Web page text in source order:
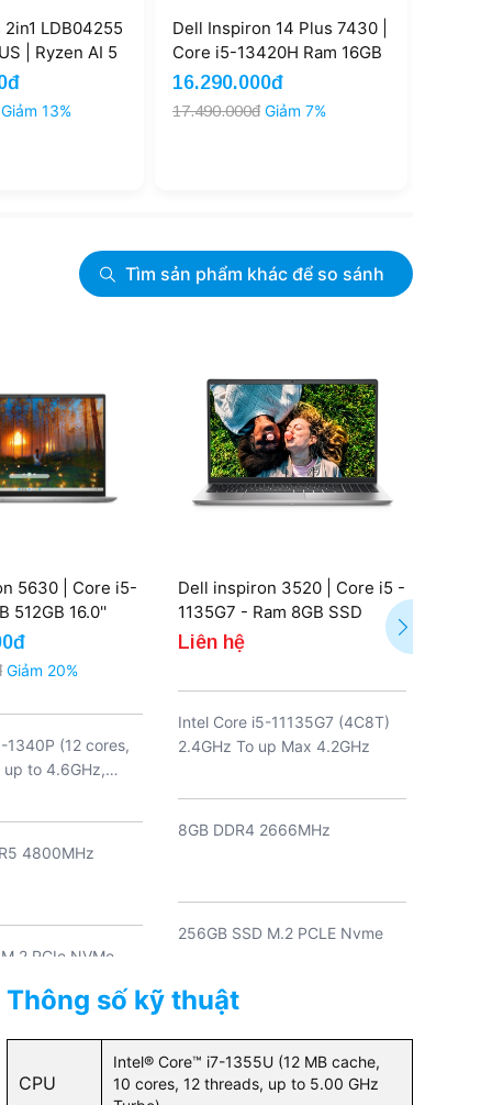
LDB04255
| Ryzen AI 5
AMD
Graphics 14''
(New)
Giảm 13%
Dell Inspiron 14 Plus 7430 |
Core i5-13420H Ram 16GB
SSD 1TB 14'' 2.5K 90Hz
(New)
16.290.000đ
17.490.000đ Giảm 7%
Tìm sản phẩm khác để so sánh
5630 | Core i5-
512GB 16.0''
Giảm 20%
1340P (12 cores,
up to 4.6GHz,
4800MHz
PCIe NVMe
Dell inspiron 3520 | Core i5 -
1135G7 - Ram 8GB SSD
256GB (New )
Liên hệ
Intel Core i5-11135G7 (4C8T)
2.4GHz To up Max 4.2GHz
8GB DDR4 2666MHz
256GB SSD M.2 PCLE Nvme
Intel Iris XE Graphics
Thông số kỹ thuật
CPU
Intel® Core™ i7-1355U (12 MB cache,
10 cores, 12 threads, up to 5.00 GHz